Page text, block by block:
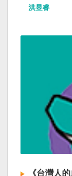
洪昱睿
《台灣人